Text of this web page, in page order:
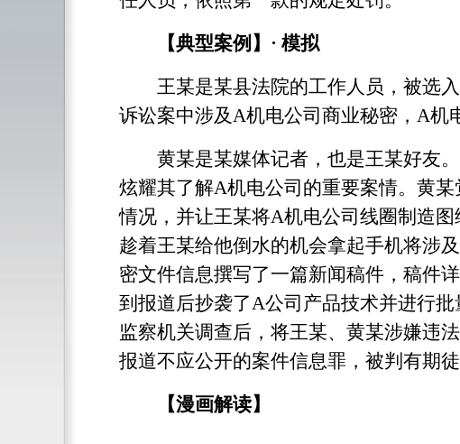
【典型案例】· 模拟
王某是某县法院的工作人员，被选入
诉讼案中涉及A机电公司商业秘密，A机
黄某是某媒体记者，也是王某好友。
炫耀其了解A机电公司的重要案情。黄
情况，并让王某将A机电公司线圈制造
趁着王某给他倒水的机会拿起手机将涉
密文件信息撰写了一篇新闻稿件，稿件
到报道后抄袭了A公司产品技术并进行
监察机关调查后，将王某、黄某涉嫌违
报道不应公开的案件信息罪，被判有期
【漫画解读】